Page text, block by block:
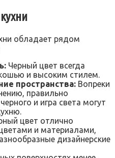
обладает рядом
Черный цвет всегда
и высоким стилем.
пространства: Вопреки
правильно
и игра света могут
цвет отлично
и материалами,
дизайнерские